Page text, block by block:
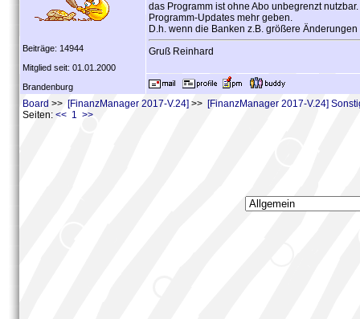
Beiträge: 14944
Mitglied seit: 01.01.2000
Brandenburg
das Programm ist ohne Abo unbegrenzt
Programm-Updates mehr geben.
D.h. wenn die Banken z.B. größere
Gruß Reinhard
Board >> [FinanzManager 2017-V.24] >> [FinanzManager 2017-V.24]
Seiten: << 1 >>